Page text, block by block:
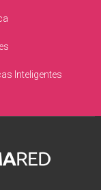
Inteligentes